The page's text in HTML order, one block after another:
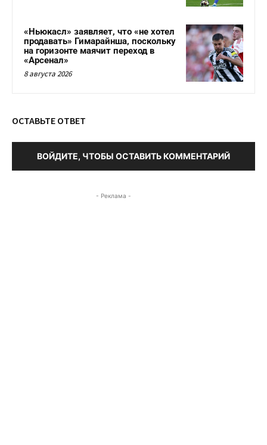
«Ньюкасл» заявляет, что «не хотел
продавать» Гимарайнша, поскольку
на горизонте маячит переход в
«Арсенал»
8 августа 2026
ОСТАВЬТЕ ОТВЕТ
ВОЙДИТЕ, ЧТОБЫ ОСТАВИТЬ КОММЕНТАРИЙ
- Реклама -